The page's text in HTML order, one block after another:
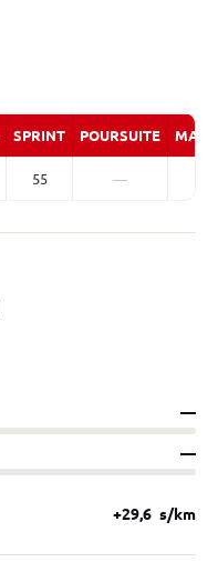
SPRINT POURSUITE
55 —
—
—
+29,6 s/km